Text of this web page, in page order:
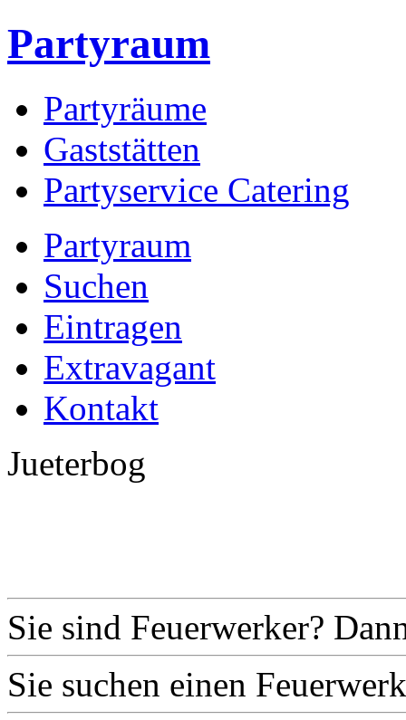
Partyraum
Partyräume
Gaststätten
Partyservice Catering
Partyraum
Suchen
Eintragen
Extravagant
Kontakt
Jueterbog
Sie sind Feuerwerker?
Sie suchen einen